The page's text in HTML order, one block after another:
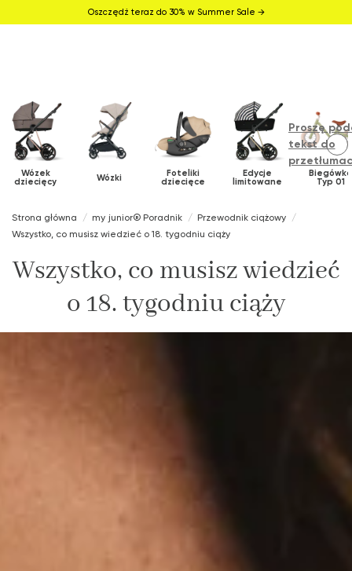
Oszczędź teraz do 30% w Summer Sale →
Wózek
dziecięcy Wózki Foteliki
dziecięce
Edycje
limitowane
Biegówka
Typ 01
Proszę
tekst do
Strona główna my junior® Poradnik
Przewodnik ciążowy
Wszystko, co musisz wiedzieć o 18. tygodniu ciąży
Wszystko, co musisz wiedzieć
o 18. tygodniu ciąży